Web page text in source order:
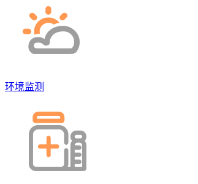
环境监测